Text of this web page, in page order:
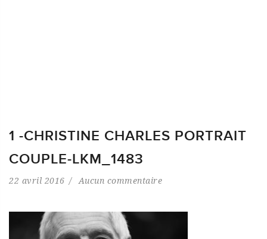
1 -CHRISTINE CHARLES PORTRAIT
COUPLE-LKM_1483
22 avril 2016 Aucun commentaire